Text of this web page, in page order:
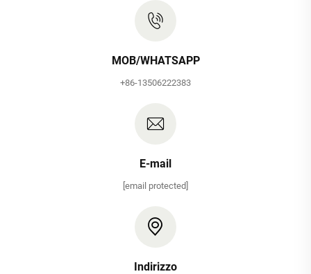
MOB/WHATSAPP
+86-13506222383
E-mail
[email protected]
Indirizzo